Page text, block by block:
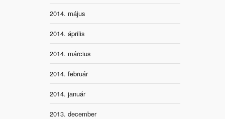
2014. május
2014. április
2014. március
2014. február
2014. január
2013. december